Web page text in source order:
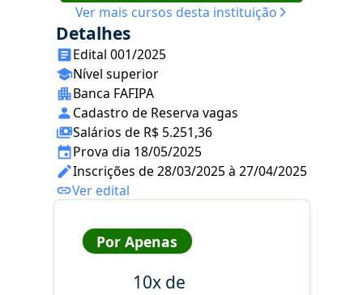
Ver mais cursos desta instituição
Detalhes
Edital 001/2025
Nível superior
Banca FAFIPA
Cadastro de Reserva vagas
Salários de R$ 5.251,36
Prova dia 18/05/2025
Inscrições de 28/03/2025 à 27/04/2025
Ver edital
Por Apenas
10x de